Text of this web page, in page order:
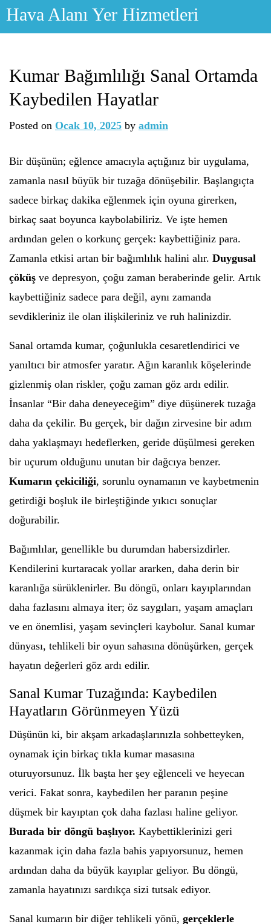
Skip
Hava Alanı Yer Hizmetleri
Kumar Bağımlılığı Sanal Ortamda
Kaybedilen Hayatlar
Posted on Ocak 10, 2025 by admin
Bir düşünün; eğlence amacıyla açtığınız bir uygulama,
zamanla nasıl büyük bir tuzağa dönüşebilir. Başlangıçta
sadece birkaç dakika eğlenmek için oyuna girerken,
birkaç saat boyunca kaybolabiliriz. Ve işte hemen
ardından gelen o korkunç gerçek: kaybettiğiniz para.
Zamanla etkisi artan bir bağımlılık halini alır. Duygusal
çöküş ve depresyon, çoğu zaman beraberinde gelir. Artık
kaybettiğiniz sadece para değil, aynı zamanda
sevdikleriniz ile olan ilişkileriniz ve ruh halinizdir.
Sanal ortamda kumar, çoğunlukla cesaretlendirici ve
yanıltıcı bir atmosfer yaratır. Ağın karanlık köşelerinde
gizlenmiş olan riskler, çoğu zaman göz ardı edilir.
İnsanlar “Bir daha deneyeceğim” diye düşünerek tuzağa
daha da çekilir. Bu gerçek, bir dağın zirvesine bir adım
daha yaklaşmayı hedeflerken, geride düşülmesi gereken
bir uçurum olduğunu unutan bir dağcıya benzer.
Kumarın çekiciliği, sorunlu oynamanın ve kaybetmenin
getirdiği boşluk ile birleştiğinde yıkıcı sonuçlar
doğurabilir.
Bağımlılar, genellikle bu durumdan habersizdirler.
Kendilerini kurtaracak yollar ararken, daha derin bir
karanlığa sürüklenirler. Bu döngü, onları kayıplarından
daha fazlasını almaya iter; öz saygıları, yaşam amaçları
ve en önemlisi, yaşam sevinçleri kaybolur. Sanal kumar
dünyası, tehlikeli bir oyun sahasına dönüşürken, gerçek
hayatın değerleri göz ardı edilir.
Sanal Kumar Tuzağında: Kaybedilen
Hayatların Görünmeyen Yüzü
Düşünün ki, bir akşam arkadaşlarınızla sohbetteyken,
oynamak için birkaç tıkla kumar masasına
oturuyorsunuz. İlk başta her şey eğlenceli ve heyecan
verici. Fakat sonra, kaybedilen her paranın peşine
düşmek bir kayıptan çok daha fazlası haline geliyor.
Burada bir döngü başlıyor. Kaybettiklerinizi geri
kazanmak için daha fazla bahis yapıyorsunuz, hemen
ardından daha da büyük kayıplar geliyor. Bu döngü,
zamanla hayatınızı sardıkça sizi tutsak ediyor.
Sanal kumarın bir diğer tehlikeli yönü, gerçeklerle